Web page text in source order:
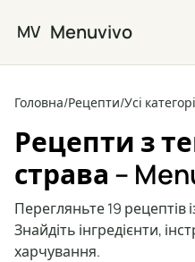
MV Menuvivo
Головна/Рецепти/Усі
Рецепти з
страва –
Перегляньте 19 рецептів
Знайдіть інгредієнти,
харчування.